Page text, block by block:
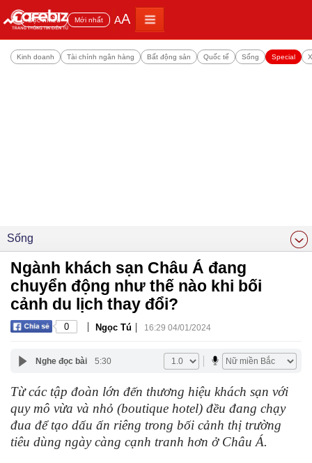
Đọc nhiều Mới nhất AA
Kinh doanh Tài chính ngân hàng Bất động sản Quốc tế Sống Special
Sống
Ngành khách sạn Châu Á đang
chuyển động như thế nào khi bối
cảnh du lịch thay đổi?
0 | Ngọc Tú | 16:29 04/01/2024
Nghe đọc bài 5:30
Từ các tập đoàn lớn đến thương hiệu khách sạn với
quy mô vừa và nhỏ (boutique hotel) đều đang chạy
đua để tạo dấu ấn riêng trong bối cảnh thị trường
tiêu dùng ngày càng cạnh tranh hơn ở Châu Á.